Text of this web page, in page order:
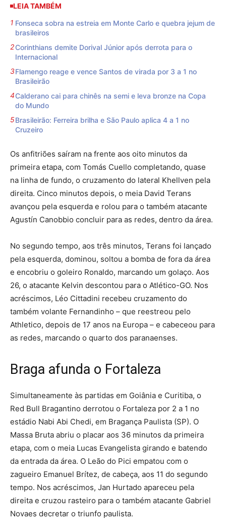
LEIA TAMBÉM
Fonseca sobra na estreia em Monte Carlo e quebra jejum de
brasileiros
Corinthians demite Dorival Júnior após derrota para o
Internacional
Flamengo reage e vence Santos de virada por 3 a 1 no
Brasileirão
Calderano cai para chinês na semi e leva bronze na Copa
do Mundo
Brasileirão: Ferreira brilha e São Paulo aplica 4 a 1 no
Cruzeiro
Os anfitriões saíram na frente aos oito minutos da
primeira etapa, com Tomás Cuello completando, quase
na linha de fundo, o cruzamento do lateral Khellven pela
direita. Cinco minutos depois, o meia David Terans
avançou pela esquerda e rolou para o também atacante
Agustín Canobbio concluir para as redes, dentro da área.
No segundo tempo, aos três minutos, Terans foi lançado
pela esquerda, dominou, soltou a bomba de fora da área
e encobriu o goleiro Ronaldo, marcando um golaço. Aos
26, o atacante Kelvin descontou para o Atlético-GO. Nos
acréscimos, Léo Cittadini recebeu cruzamento do
também volante Fernandinho – que reestreou pelo
Athletico, depois de 17 anos na Europa – e cabeceou para
as redes, marcando o quarto dos paranaenses.
Braga afunda o Fortaleza
Simultaneamente às partidas em Goiânia e Curitiba, o
Red Bull Bragantino derrotou o Fortaleza por 2 a 1 no
estádio Nabi Abi Chedi, em Bragança Paulista (SP). O
Massa Bruta abriu o placar aos 36 minutos da primeira
etapa, com o meia Lucas Evangelista girando e batendo
da entrada da área. O Leão do Pici empatou com o
zagueiro Emanuel Brítez, de cabeça, aos 11 do segundo
tempo. Nos acréscimos, Jan Hurtado apareceu pela
direita e cruzou rasteiro para o também atacante Gabriel
Novaes decretar o triunfo paulista.